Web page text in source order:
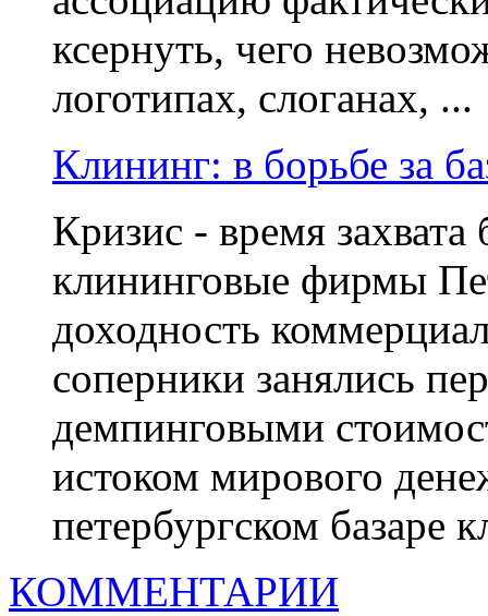
ксернуть, чего
логотипах, слоганах, ...
Клининг: в борьбе за
Кризис - время
клининговые фирмы
доходность
соперники занялись
демпинговыми
истоком мирового
петербургском базаре
КОММЕНТАРИИ